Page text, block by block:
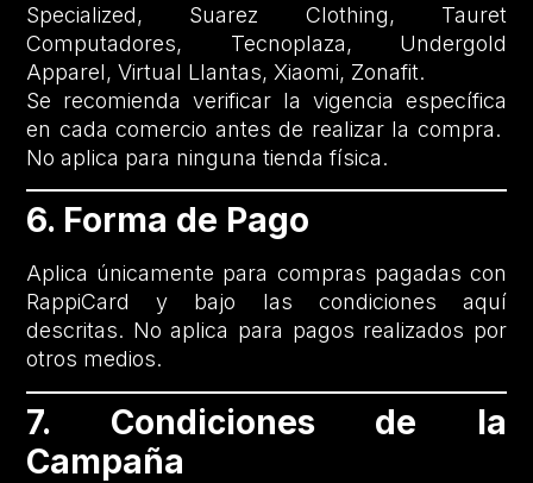
Specialized, Suarez Clothing, Tauret
Computadores, Tecnoplaza, Undergold
Apparel, Virtual Llantas, Xiaomi, Zonafit.
Se recomienda verificar la vigencia específica
en cada comercio antes de realizar la compra.
No aplica para ninguna tienda física.
6. Forma de Pago
Aplica únicamente para compras pagadas con
RappiCard y bajo las condiciones aquí
descritas. No aplica para pagos realizados por
otros medios.
7. Condiciones de la
Campaña